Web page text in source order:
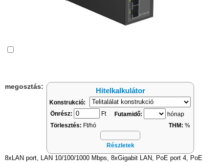
megosztás:
Hitelkalkulátor
Konstrukció:
Önrész:
Ft Futamidő:
hónap
Törlesztés: Ft/hó THM: %
Részletek
8xLAN port, LAN 10/100/1000 Mbps, 8xGigabit LAN, PoE port 4, PoE